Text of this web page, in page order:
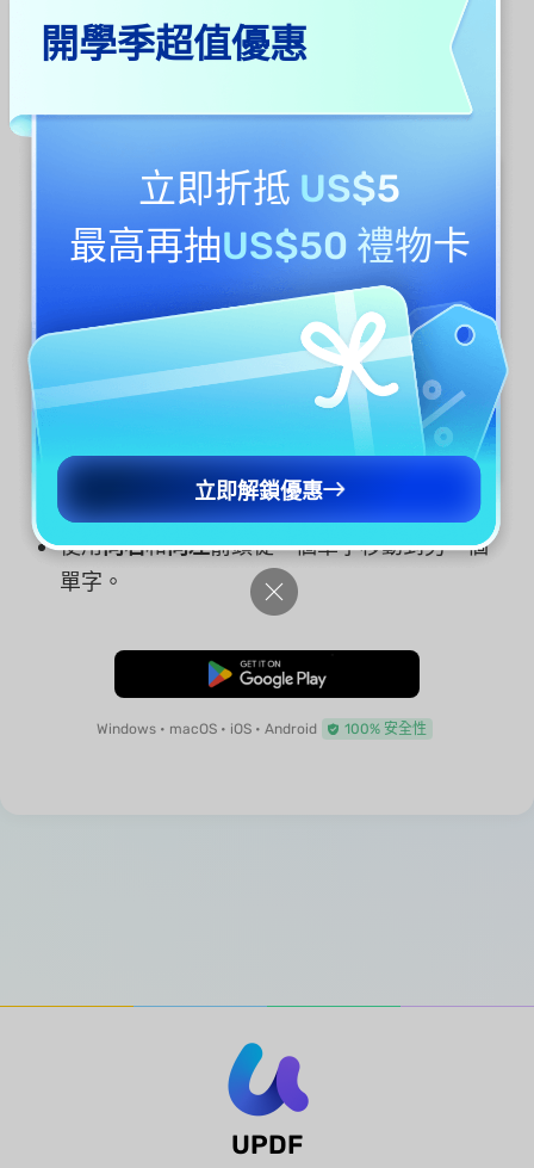
如果這些單字在您的文件中，它們將出現在結
果畫面上。點擊結果可查看 PDF 文件中的單
字。
使用向右和向左箭頭從一個單字移動到另一個
單字。
免費下載
Windows • macOS • iOS • Android 100% 安全性
開學季超值優惠
立即折抵 US$5
最高再抽US$50 禮物卡
立即解鎖優惠
UPDF